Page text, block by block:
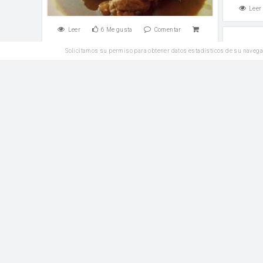
Leer
Leer 6 Me gusta Comentar
Solicitamos su permiso para obtener datos estadísticos de su